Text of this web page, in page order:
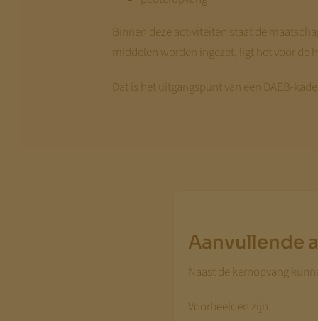
Binnen deze activiteiten staat de
middelen worden ingezet, ligt het voor de
Dat is het uitgangspunt van een DAEB-
Aanvullende
Naast de kernopvang
Voorbeelden zijn: